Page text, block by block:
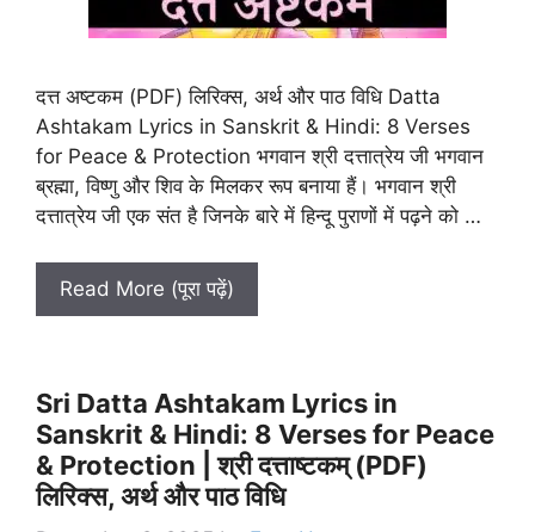
दत्त अष्टकम (PDF) लिरिक्स, अर्थ और पाठ विधि Datta
Ashtakam Lyrics in Sanskrit & Hindi: 8 Verses
for Peace & Protection भगवान श्री दत्तात्रेय जी भगवान
ब्रह्मा, विष्णु और शिव के मिलकर रूप बनाया हैं। भगवान श्री
दत्तात्रेय जी एक संत है जिनके बारे में हिन्दू पुराणों में पढ़ने को …
Read More (पूरा पढ़ें)
Sri Datta Ashtakam Lyrics in
Sanskrit & Hindi: 8 Verses for Peace
& Protection | श्री दत्ताष्टकम् (PDF)
लिरिक्स, अर्थ और पाठ विधि